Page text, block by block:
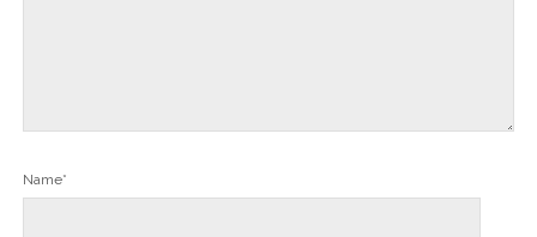
Name*